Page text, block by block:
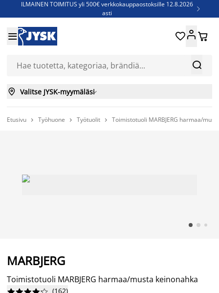
ILMAINEN TOIMITUS yli 500€ verkkokauppaostoksille 12.8.2026
asti

Jenkkisänkyjä - Säästä jopa 60%


 
 Valitse JYSK-myymäläsi
Etusivu  Työhuone  Työtuolit  Toimistotuoli MARBJERG harmaa/
MARBJERG
Toimistotuoli MARBJERG harmaa/musta keinonahka
(162)